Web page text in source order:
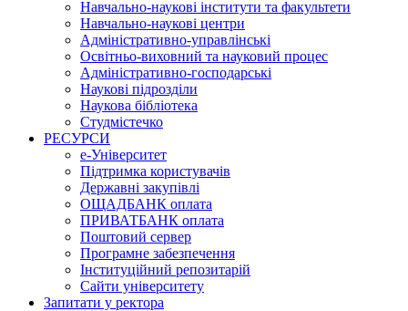
Навчально-наукові інститути та факультети
Навчально-наукові центри
Адміністративно-управлінські
Освітньо-виховний та науковий процес
Адміністративно-господарські
Наукові підрозділи
Наукова бібліотека
Студмістечко
РЕСУРСИ
е-Університет
Підтримка користувачів
Державні закупівлі
ОЩАДБАНК оплата
ПРИВАТБАНК оплата
Поштовий сервер
Програмне забезпечення
Інституційний репозитарій
Сайти університету
Запитати у ректора